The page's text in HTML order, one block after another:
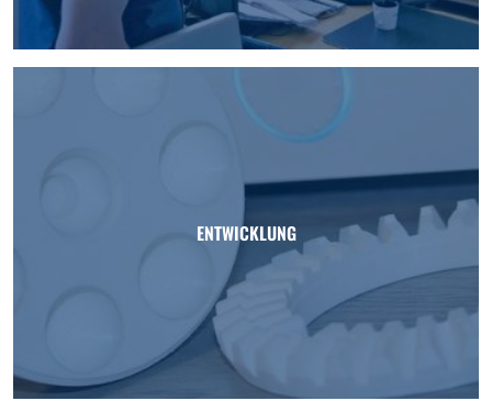
ENTWICKLUNG